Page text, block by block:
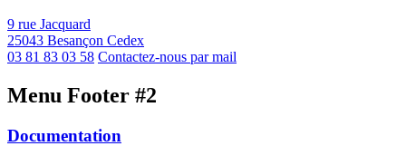
9 rue Jacquard
25043 Besançon Cedex
03 81 83 03 58 Contactez-nous par mail
Menu Footer #2
Documentation